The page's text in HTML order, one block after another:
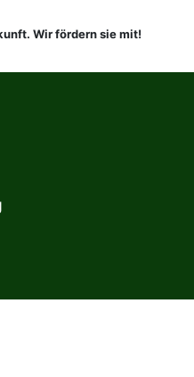
Wir fördern sie mit!